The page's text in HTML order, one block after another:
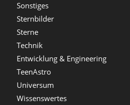
Sonstiges
Sternbilder
Sterne
Technik
Entwicklung & Engineering
TeenAstro
Universum
Wissenswertes